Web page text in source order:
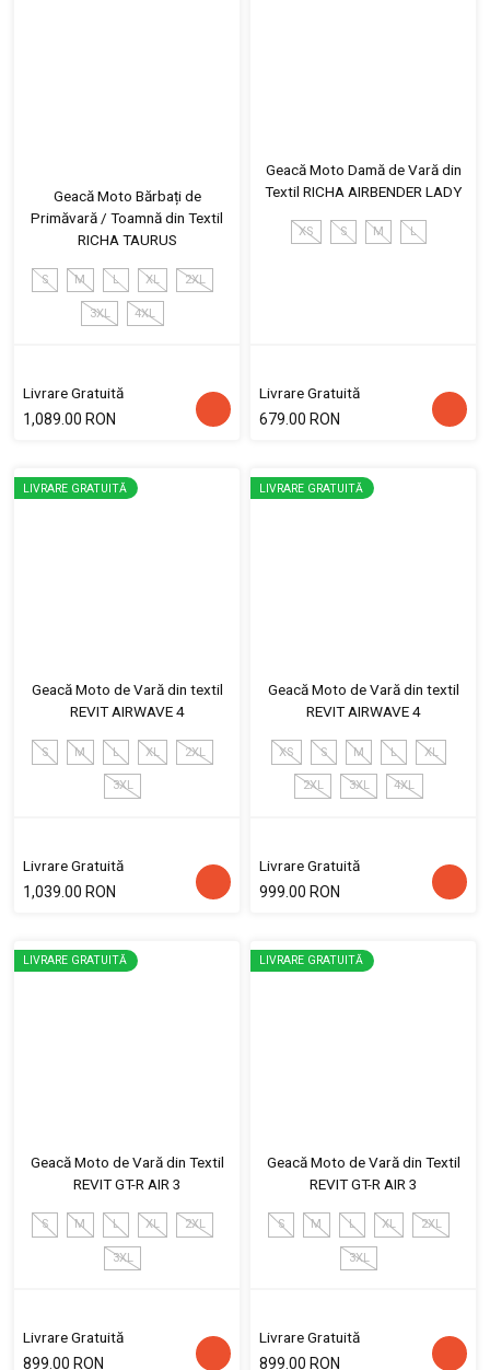
Geacă Moto Bărbați de
Primăvară / Toamnă din Textil
RICHA TAURUS
S M L XL 2XL
3XL 4XL
Livrare Gratuită
1,089.00 RON
Geacă Moto Damă de Vară din
Textil RICHA AIRBENDER LADY
XS S M L
Livrare Gratuită
679.00 RON
LIVRARE GRATUITĂ
Geacă Moto de Vară din textil
REVIT AIRWAVE 4
S M L XL 2XL
3XL
Livrare Gratuită
1,039.00 RON
LIVRARE GRATUITĂ
Geacă Moto de Vară din textil
REVIT AIRWAVE 4
XS S M L XL
2XL 3XL 4XL
Livrare Gratuită
999.00 RON
LIVRARE GRATUITĂ
Geacă Moto de Vară din Textil
REVIT GT-R AIR 3
S M L XL 2XL
3XL
Livrare Gratuită
899.00 RON
LIVRARE GRATUITĂ
Geacă Moto de Vară din Textil
REVIT GT-R AIR 3
S M L XL 2XL
3XL
Livrare Gratuită
899.00 RON